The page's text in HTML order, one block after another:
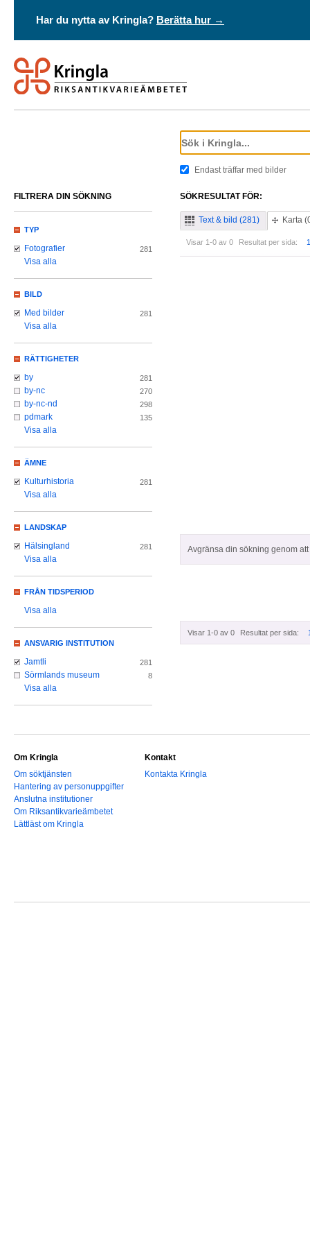
Har du nytta av Kringla? Berätta hur →
Endast träffar med bilder
SÖKRESULTAT FÖR:
Text & bild (281) Karta
Visar 1-0 av 0 Resultat per sida:
Avgränsa din sökning genom
Visar 1-0 av 0 Resultat per sida:
FILTRERA DIN SÖKNING
TYP
Fotografier 281
Visa alla
BILD
Med bilder 281
Visa alla
RÄTTIGHETER
by 281
by-nc 270
by-nc-nd 298
pdmark 135
Visa alla
ÄMNE
Kulturhistoria 281
Visa alla
LANDSKAP
Hälsingland 281
Visa alla
FRÅN TIDSPERIOD
Visa alla
ANSVARIG INSTITUTION
Jamtli 281
Sörmlands museum 8
Visa alla
Om Kringla
Om söktjänsten
Hantering av personuppgifter
Anslutna institutioner
Om Riksantikvarieämbetet
Lättläst om Kringla
Kontakt
Kontakta Kringla